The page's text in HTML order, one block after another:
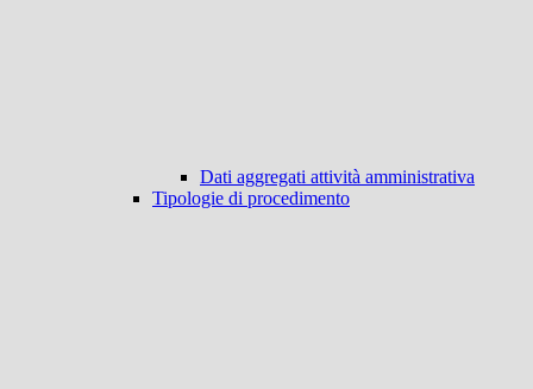
Dati aggregati attività amministrativa
Tipologie di procedimento